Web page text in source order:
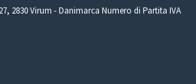
2830 Virum - Danimarca Numero di Partita IVA